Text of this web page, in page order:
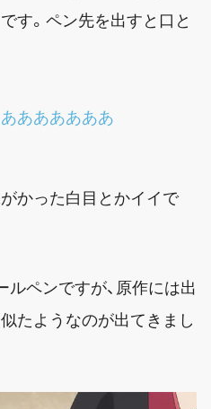
す。ペン先を出すと口と
かった白目とかイイで
ルペンですが、原作には出
たようなのが出てきまし